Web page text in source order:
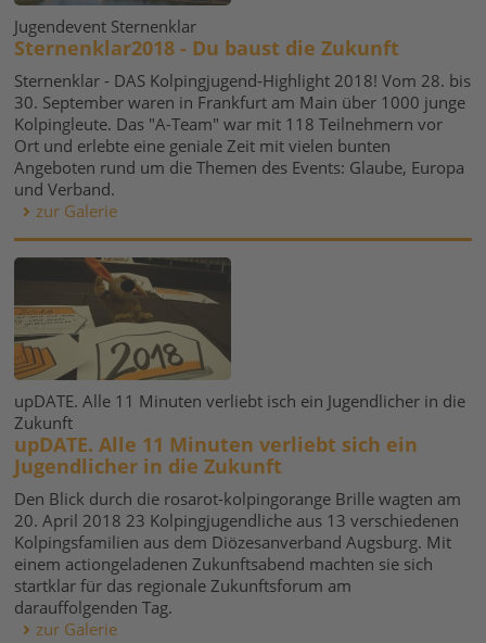
Jugendevent Sternenklar
Sternenklar2018 - Du baust die Zukunft
Sternenklar - DAS Kolpingjugend-Highlight 2018! Vom 28. bis
30. September waren in Frankfurt am Main über 1000 junge
Kolpingleute. Das "A-Team" war mit 118 Teilnehmern vor
Ort und erlebte eine geniale Zeit mit vielen bunten
Angeboten rund um die Themen des Events: Glaube, Europa
und Verband.
zur Galerie
upDATE. Alle 11 Minuten verliebt isch ein Jugendlicher in die
Zukunft
upDATE. Alle 11 Minuten verliebt sich ein
Jugendlicher in die Zukunft
Den Blick durch die rosarot-kolpingorange Brille wagten am
20. April 2018 23 Kolpingjugendliche aus 13 verschiedenen
Kolpingsfamilien aus dem Diözesanverband Augsburg. Mit
einem actiongeladenen Zukunftsabend machten sie sich
startklar für das regionale Zukunftsforum am
darauffolgenden Tag.
zur Galerie